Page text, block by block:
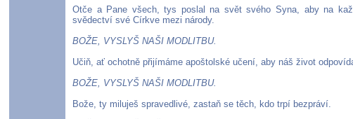
Otče a Pane všech, tys poslal na svět svého Syna, aby na
svědectví své Církve mezi národy.
BOŽE, VYSLYŠ NAŠI MODLITBU.
Učiň, ať ochotně přijímáme apoštolské učení, aby náš život
BOŽE, VYSLYŠ NAŠI MODLITBU.
Bože, ty miluješ spravedlivé, zastaň se těch, kdo trpí bezpráví.